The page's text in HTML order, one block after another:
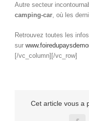
Autre secteur
camping-car , où les
Retrouvez toutes les infos
sur
[/vc_column][/vc_row]
Cet article vous a